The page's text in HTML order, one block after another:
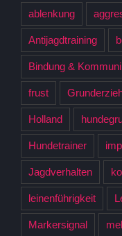
ablenkung
Antijagdtraining
Bindung &
frust
Holland
Hundetrainer
Jagdverhalten
leinenführigkeit
Markersignal